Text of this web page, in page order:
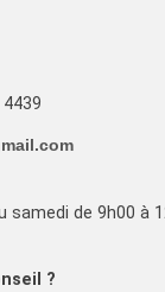
samedi de 9h00 à
?